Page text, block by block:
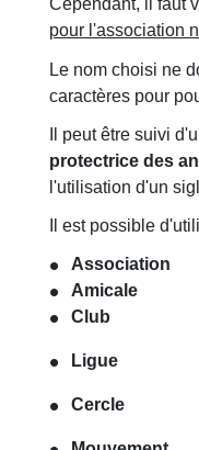
Cependant, il faut
pour l'association
Le nom choisi ne
caractères pour
Il peut être suivi
protectrice des
l'utilisation d'un
Il est possible
Association
Amicale
Club
Ligue
Cercle